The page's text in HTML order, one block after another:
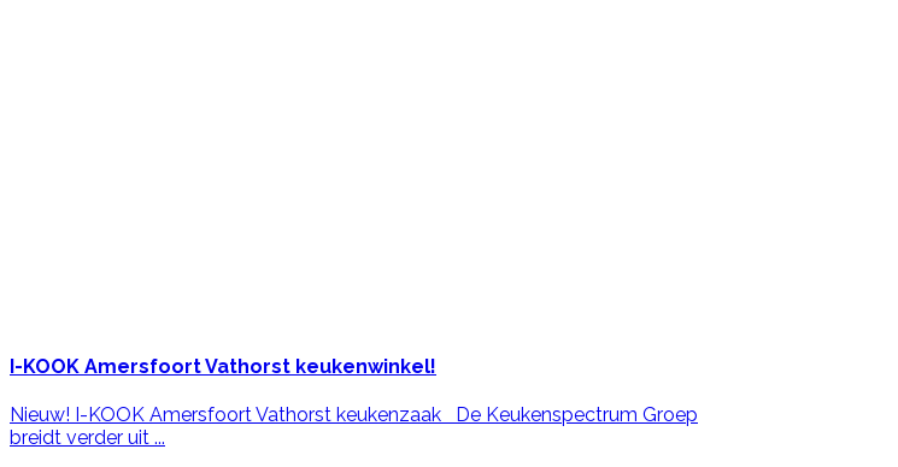
I-KOOK Amersfoort Vathorst keukenwinkel!
Nieuw! I-KOOK Amersfoort Vathorst keukenzaak De Keukenspectrum Groep
breidt verder uit ...